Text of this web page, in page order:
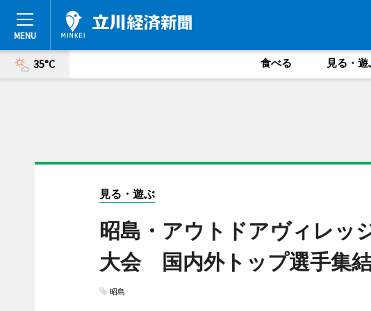
35°C 食べる 見る・遊
見る・遊ぶ
昭島・アウトドアヴィレッ
大会 国内外トップ選手集
昭島